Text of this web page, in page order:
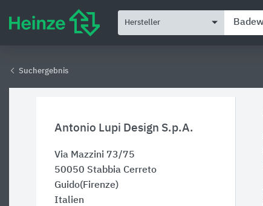
Hersteller
Suchergebnis
Antonio Lupi Design S.p.A.
Via Mazzini 73/75
50050 Stabbia Cerreto
Guido(Firenze)
Italien